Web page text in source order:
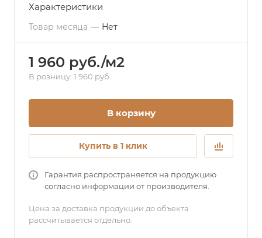
Характеристики
Товар месяца — Нет
1 960 руб./м2
В розницу: 1 960 руб.
В корзину
Купить в 1 клик
Гарантия распространяется на продукцию
согласно информации от производителя.
Цена за доставка продукции до объекта
рассчитывается отдельно.